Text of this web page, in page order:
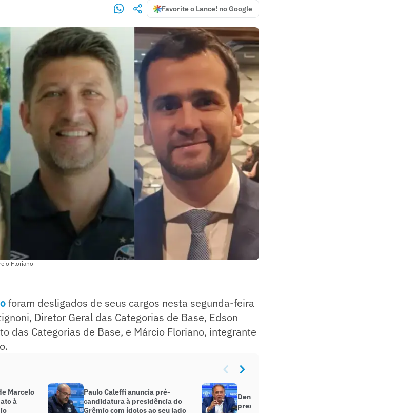
Favorite o Lance! no Google
Floriano
foram desligados de seus cargos nesta segunda-feira
Diretor Geral das Categorias de Base, Edson
das Categorias de Base, e Márcio Floriano, integrante
Marcelo
à
Paulo Caleffi anuncia pré-
candidatura à presidência do
Grêmio com ídolos ao seu lado
Denis Abrahão será candidato à
presidência do Grêmio